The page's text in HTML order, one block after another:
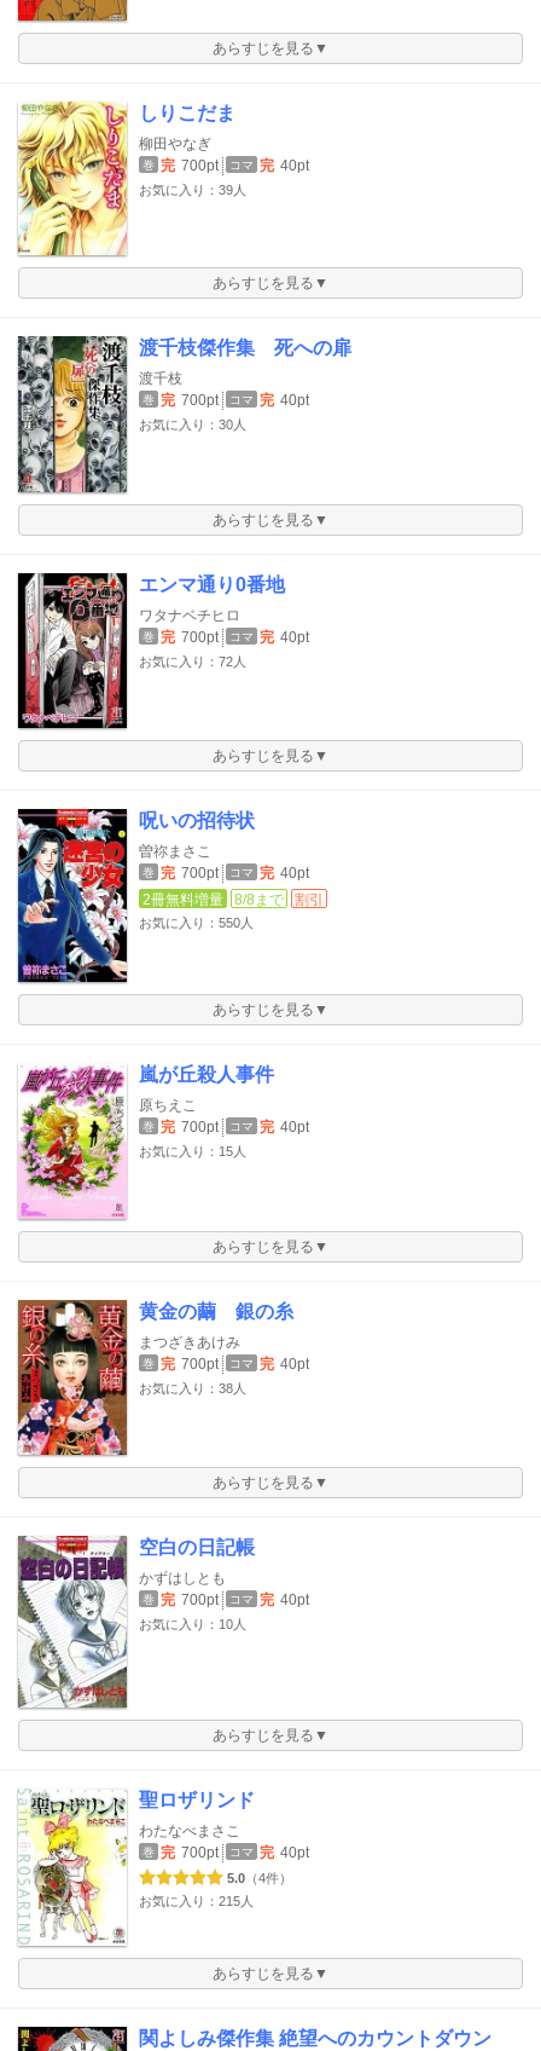
あらすじを見る▼
しりこだま
柳田やなぎ
巻 完 700pt コマ 完 40pt
お気に入り：39人
あらすじを見る▼
渡千枝傑作集 死への扉
渡千枝
巻 完 700pt コマ 完 40pt
お気に入り：30人
あらすじを見る▼
エンマ通り0番地
ワタナベチヒロ
巻 完 700pt コマ 完 40pt
お気に入り：72人
あらすじを見る▼
呪いの招待状
曽祢まさこ
巻 完 700pt コマ 完 40pt
2冊無料増量
8/8まで 割引
お気に入り：550人
あらすじを見る▼
嵐が丘殺人事件
原ちえこ
巻 完 700pt コマ 完 40pt
お気に入り：15人
あらすじを見る▼
黄金の繭 銀の糸
まつざきあけみ
巻 完 700pt コマ 完 40pt
お気に入り：38人
あらすじを見る▼
空白の日記帳
かずはしとも
巻 完 700pt コマ 完 40pt
お気に入り：10人
あらすじを見る▼
聖ロザリンド
わたなべまさこ
巻 完 700pt コマ 完 40pt
5.0 （4件）
お気に入り：215人
あらすじを見る▼
関よしみ傑作集 絶望へのカウントダウン